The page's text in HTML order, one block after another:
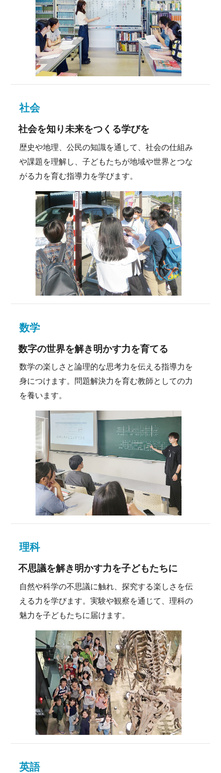
社会
社会を知り未来をつくる学びを
歴史や地理、公民の知識を通して、社会の仕組み
や課題を理解し、子どもたちが地域や世界とつな
がる力を育む指導力を学びます。
数学
数字の世界を解き明かす力を育てる
数学の楽しさと論理的な思考力を伝える指導力を
身につけます。問題解決力を育む教師としての力
を養います。
理科
不思議を解き明かす力を子どもたちに
自然や科学の不思議に触れ、探究する楽しさを伝
える力を学びます。実験や観察を通じて、理科の
魅力を子どもたちに届けます。
英語